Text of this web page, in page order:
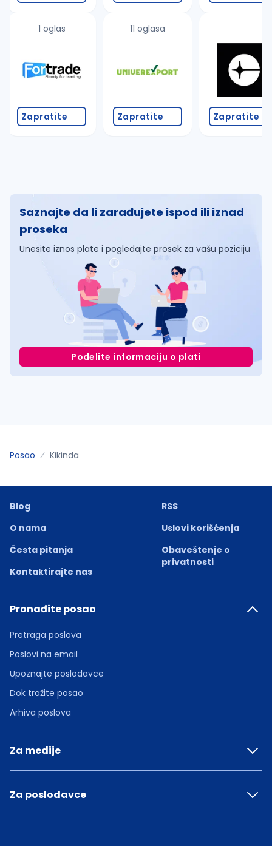
1 oglas
Zapratite
11 oglasa
Zapratite Zapratite
Saznajte da li zarađujete ispod ili iznad
proseka
Unesite iznos plate i pogledajte prosek za vašu poziciju
Podelite informaciju o plati
Posao Kikinda
Blog
O nama
Česta pitanja
Kontaktirajte nas
RSS
Uslovi korišćenja
Obaveštenje o
privatnosti
Pronađite posao
Pretraga poslova
Poslovi na email
Upoznajte poslodavce
Dok tražite posao
Arhiva poslova
Za medije
Za poslodavce